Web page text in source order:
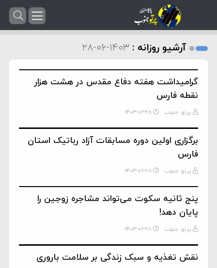
آرشیو روزانه : ۱۴۰۳-۰۶-۲۸
گرامیداشت هفته دفاع مقدس در هشت هزار
نقطه فارس
پرتو جنوب ۱۴۰۳-۰۶-۲۸
برگزاری اولین دوره مسابقات آزاد رباتیک استان
فارس
پرتو جنوب ۱۴۰۳-۰۶-۲۸
پنج ثانیه سکوت می‌تواند مشاجره زوجین را
پایان دهد!
پرتو جنوب ۱۴۰۳-۰۶-۲۸
نقش تغذیه و سبک زندگی بر سلامت باروری